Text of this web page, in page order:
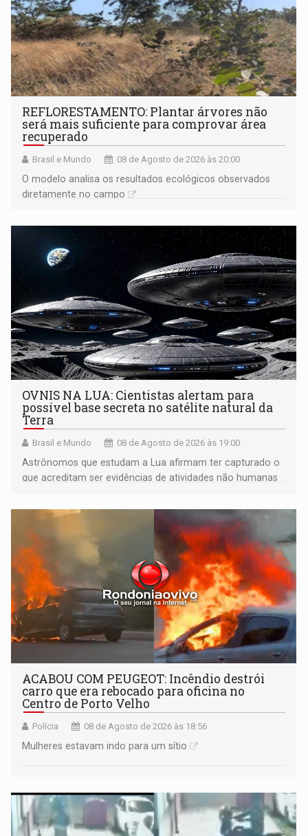
REFLORESTAMENTO: Plantar árvores não
será mais suficiente para comprovar área
recuperado
Brasil e Mundo 08 de Agosto de 2026 às 20:00
O modelo analisa os resultados ecológicos observados
diretamente no campo
OVNIS NA LUA: Cientistas alertam para
possível base secreta no satélite natural da
Terra
Brasil e Mundo 08 de Agosto de 2026 às 19:00
Astrônomos que estudam a Lua afirmam ter capturado o
que acreditam ser evidências de atividades não humanas
órbita
ACABOU COM PEUGEOT: Incêndio destrói
carro que era rebocado para oficina no
Centro de Porto Velho
Polícia 08 de Agosto de 2026 às 18:56
Mulheres estavam indo para um sítio